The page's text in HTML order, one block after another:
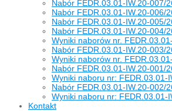
Nabór FEDR.03.01-IW.20-007/
Nabór FEDR.03.01-IW.20-006/
Nabór FEDR.03.01-IW.20-005/
Nabór FEDR.03.01-IW.20-004/
Wyniki naborów nr.
Nabór FEDR.03.01-IW.20-003/
Wyniki naborów nr.
Nabór FEDR.03.01-IW.20-001/
Wyniki naboru nr: FEDR.03.01-
Nabór FEDR.03.01-IW.20-002/
Wyniki naboru nr: FEDR.03.01-
Kontakt